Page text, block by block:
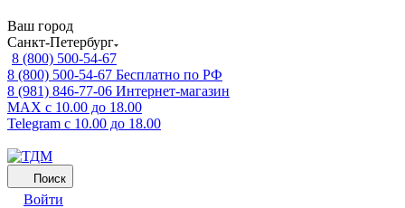
Ваш город
Санкт-Петербург
8 (800) 500-54-67
8 (800) 500-54-67 Бесплатно по РФ
8 (981) 846-77-06 Интернет-магазин
MAX с 10.00 до 18.00
Telegram с 10.00 до 18.00
Поиск
Войти